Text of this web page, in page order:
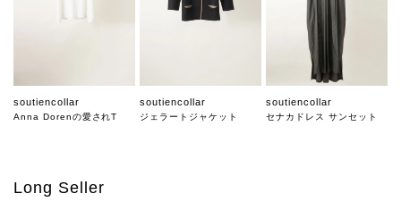
soutiencollar
Anna Dorenの愛されT
soutiencollar
ジェラートジャケット
soutiencollar
セナカドレス サンセット
Long Seller